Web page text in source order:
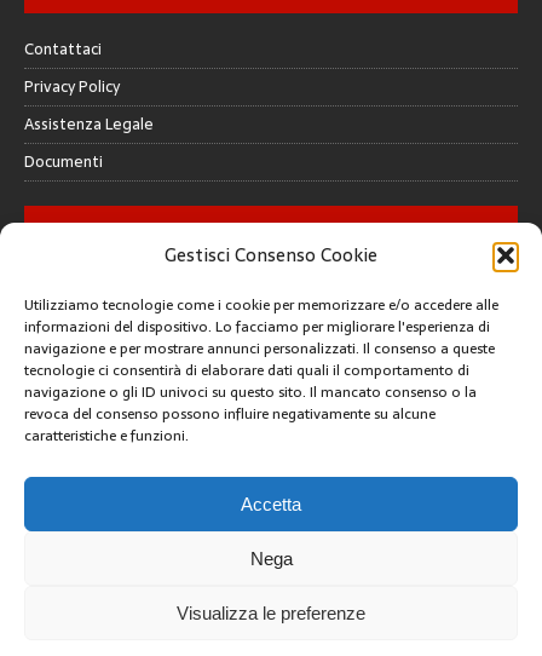
Gestisci Consenso Cookie
Utilizziamo tecnologie come i cookie per memorizzare e/o accedere alle
informazioni del dispositivo. Lo facciamo per migliorare l'esperienza di
navigazione e per mostrare annunci personalizzati. Il consenso a queste
tecnologie ci consentirà di elaborare dati quali il comportamento di
navigazione o gli ID univoci su questo sito. Il mancato consenso o la
revoca del consenso possono influire negativamente su alcune
caratteristiche e funzioni.
Accetta
Nega
Visualizza le preferenze
Contattaci
Privacy Policy
Assistenza Legale
Documenti
GALLERY
CREATIVE COMMONS
Questa opera è concessa in licenza con i termini